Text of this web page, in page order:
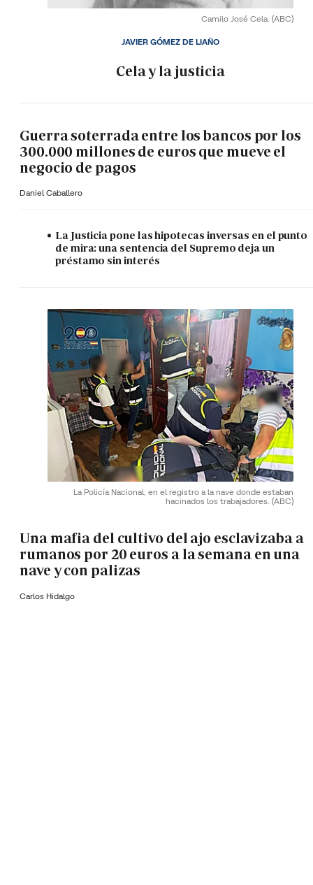
Camilo José Cela. (ABC)
Cela y la justicia
JAVIER GÓMEZ DE LIAÑO
Guerra soterrada entre los bancos por los
300.000 millones de euros que mueve el
negocio de pagos
Daniel Caballero
La Justicia pone las hipotecas inversas en el punto
de mira: una sentencia del Supremo deja un
préstamo sin interés
La Policía Nacional, en el registro a la nave donde estaban
hacinados los trabajadores. (ABC)
Una mafia del cultivo del ajo esclavizaba a
rumanos por 20 euros a la semana en una
nave y con palizas
Carlos Hidalgo